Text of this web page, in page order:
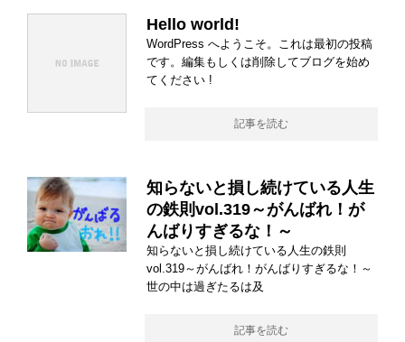
Hello world!
WordPress へようこそ。これは最初の投稿
です。編集もしくは削除してブログを始め
てください !
記事を読む
知らないと損し続けている人生
の鉄則vol.319～がんばれ！が
んばりすぎるな！～
知らないと損し続けている人生の鉄則
vol.319～がんばれ！がんばりすぎるな！～
世の中は過ぎたるは及
記事を読む